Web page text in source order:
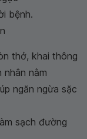
bệnh.
thở, khai thông
nằm
ngăn ngừa sặc
sạch đường